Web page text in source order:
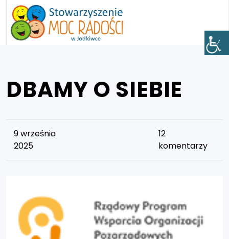
DBAMY O SIEBIE
9 września
2025
12
komentarzy